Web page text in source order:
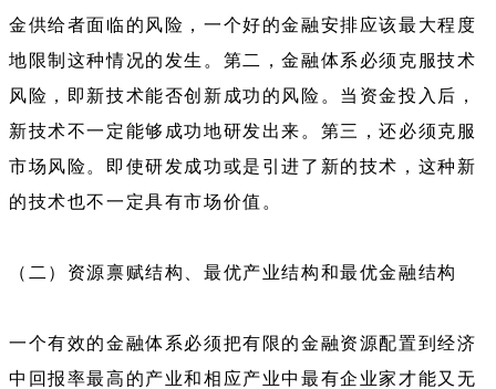
金供给者面临的风险，一个好的金融安排应该最大程度
地限制这种情况的发生。第二，金融体系必须克服技术
风险，即新技术能否创新成功的风险。当资金投入后，
新技术不一定能够成功地研发出来。第三，还必须克服
市场风险。即使研发成功或是引进了新的技术，这种新
的技术也不一定具有市场价值。
（二）资源禀赋结构、最优产业结构和最优金融结构
一个有效的金融体系必须把有限的金融资源配置到经济
中回报率最高的产业和相应产业中最有企业家才能又无